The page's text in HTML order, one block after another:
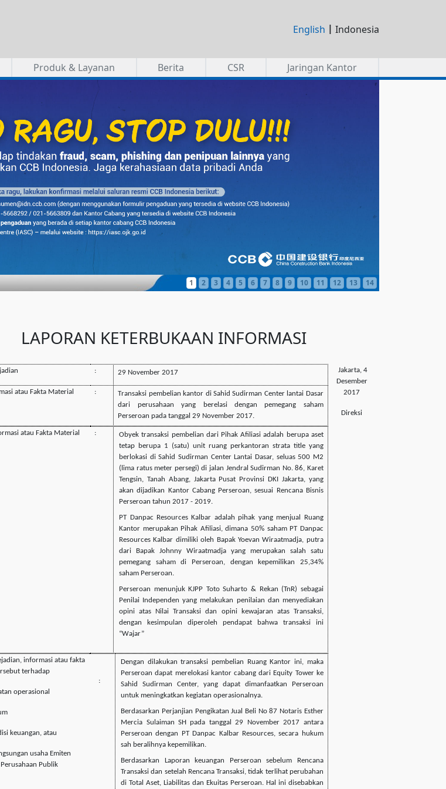
English | Indonesia
Produk & Layanan Berita CSR Jaringan Kantor
1 2 3 4 5 6 7 8 9 10 11 12 13 14
LAPORAN KETERBUKAAN INFORMASI
: 29 November 2017
atau Fakta Material : Transaksi pembelian kantor di Sahid Sudirman Center lantai Dasar
dari perusahaan yang berelasi dengan pemegang saham
Perseroan pada tanggal 29 November 2017.
atau Fakta Material :
Obyek transaksi pembelian dari Pihak Afiliasi adalah berupa aset
tetap berupa 1 (satu) unit ruang perkantoran strata title yang
berlokasi di Sahid Sudirman Center Lantai Dasar, seluas 500 M2
(lima ratus meter persegi) di jalan Jendral Sudirman No. 86, Karet
Tengsin, Tanah Abang, Jakarta Pusat Provinsi DKI Jakarta, yang
akan dijadikan Kantor Cabang Perseroan, sesuai Rencana Bisnis
Perseroan tahun 2017 - 2019.
PT Danpac Resources Kalbar adalah pihak yang menjual Ruang
Kantor merupakan Pihak Afiliasi, dimana 50% saham PT Danpac
Resources Kalbar dimiliki oleh Bapak Yoevan Wiraatmadja, putra
dari Bapak Johnny Wiraatmadja yang merupakan salah satu
pemegang saham di Perseroan, dengan kepemilikan 25,34%
saham Perseroan.
Perseroan menunjuk KJPP Toto Suharto & Rekan (TnR) sebagai
Penilai Independen yang melakukan penilaian dan menyediakan
opini atas Nilai Transaksi dan opini kewajaran atas Transaksi,
dengan kesimpulan diperoleh pendapat bahwa transaksi ini
“Wajar”
informasi atau fakta
terhadap
operasional
keuangan, atau
usaha Emiten
Publik
:
Dengan dilakukan transaksi pembelian Ruang Kantor ini, maka
Perseroan dapat merelokasi kantor cabang dari Equity Tower ke
Sahid Sudirman Center, yang dapat dimanfaatkan Perseroan
untuk meningkatkan kegiatan operasionalnya.
Berdasarkan Perjanjian Pengikatan Jual Beli No 87 Notaris Esther
Mercia Sulaiman SH pada tanggal 29 November 2017 antara
Perseroan dengan PT Danpac Kalbar Resources, secara hukum
sah beralihnya kepemilikan.
Berdasarkan Laporan keuangan Perseroan sebelum Rencana
Transaksi dan setelah Rencana Transaksi, tidak terlihat perubahan
di Total Aset, Liabilitas dan Ekuitas Perseroan. Hal ini disebabkan
Jakarta, 4
Desember
2017
Direksi